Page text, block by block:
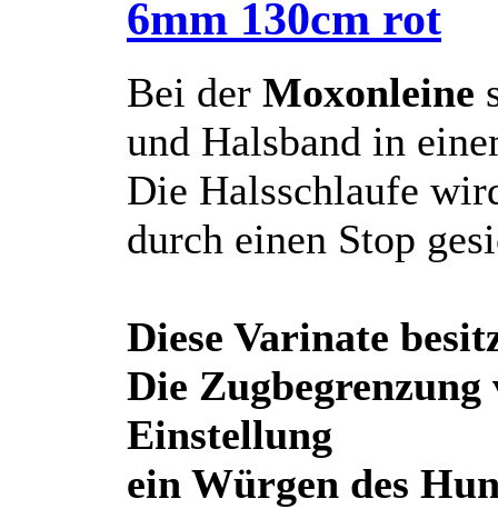
6mm 130cm rot
Bei der Moxonleine
und Halsband in
Die Halsschlaufe
durch einen Stop
Diese Varinate
Die
Einstellung
ein Würgen des